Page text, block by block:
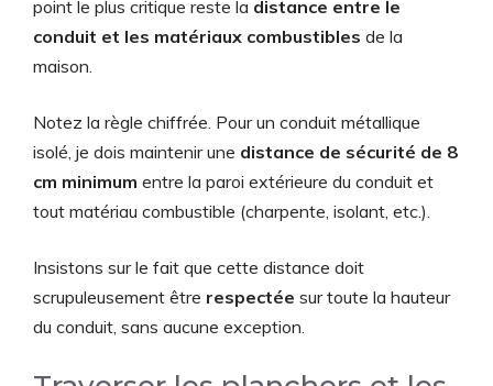
point le plus critique reste la distance entre le
conduit et les matériaux combustibles de la
maison.
Notez la règle chiffrée. Pour un conduit métallique
isolé, je dois maintenir une distance de sécurité de 8
cm minimum entre la paroi extérieure du conduit et
tout matériau combustible (charpente, isolant, etc.).
Insistons sur le fait que cette distance doit
scrupuleusement être respectée sur toute la hauteur
du conduit, sans aucune exception.